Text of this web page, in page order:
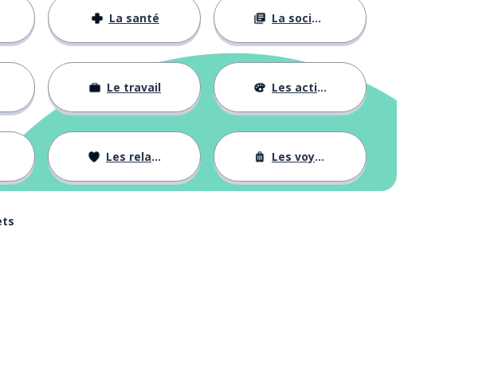
La santé La société
Le travail Les activités
Les relations Les voyages